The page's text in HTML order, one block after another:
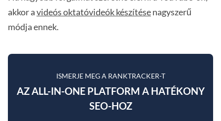
akkor avideós oktatóvideók készítésenagyszerű
módja ennek.
ISMERJE MEG A RANKTRACKER-T
AZ ALL-IN-ONE PLATFORM A HATÉKONY
SEO-HOZ